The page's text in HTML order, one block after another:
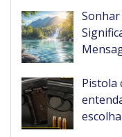
Sonhar
Pistola